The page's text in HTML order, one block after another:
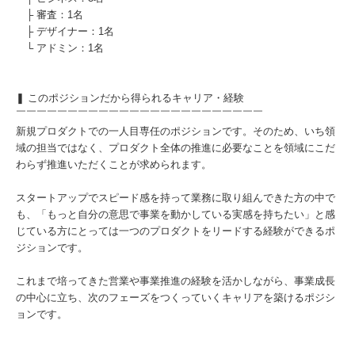
├ 審査：1名
├ デザイナー：1名
└ アドミン：1名
❚ このポジションだから得られるキャリア・経験
￣￣￣￣￣￣￣￣￣￣￣￣￣￣￣￣￣￣￣￣￣￣￣￣
新規プロダクトでの一人目専任のポジションです。そのため、いち領
域の担当ではなく、プロダクト全体の推進に必要なことを領域にこだ
わらず推進いただくことが求められます。
スタートアップでスピード感を持って業務に取り組んできた方の中で
も、「もっと自分の意思で事業を動かしている実感を持ちたい」と感
じている方にとっては一つのプロダクトをリードする経験ができるポ
ジションです。
これまで培ってきた営業や事業推進の経験を活かしながら、事業成長
の中心に立ち、次のフェーズをつくっていくキャリアを築けるポジシ
ョンです。